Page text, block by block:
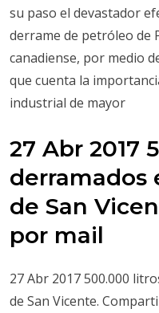
su paso el devastador
derrame de petróleo de
canadiense, por medio
que cuenta la
industrial de mayor
27 Abr 2017
derramados
de San
por mail
27 Abr 2017 500.000
de San Vicente.